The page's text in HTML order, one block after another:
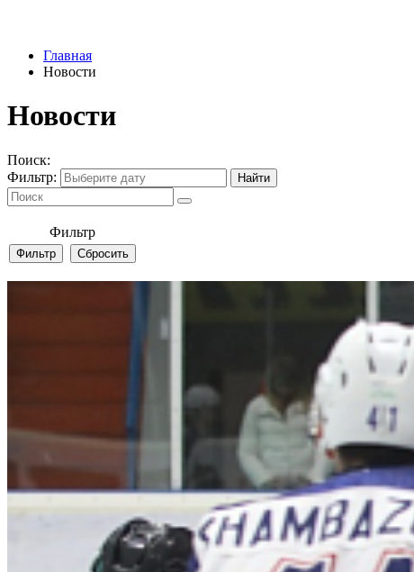
Главная
Новости
Новости
Поиск:
Фильтр:
Фильтр